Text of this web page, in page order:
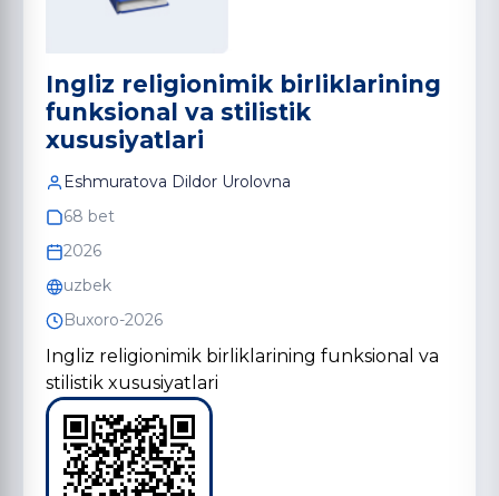
Ingliz religionimik birliklarining
funksional va stilistik
xususiyatlari
Eshmuratova Dildor Urolovna
68 bet
2026
uzbek
Buxoro-2026
Ingliz religionimik birliklarining funksional va
stilistik xususiyatlari